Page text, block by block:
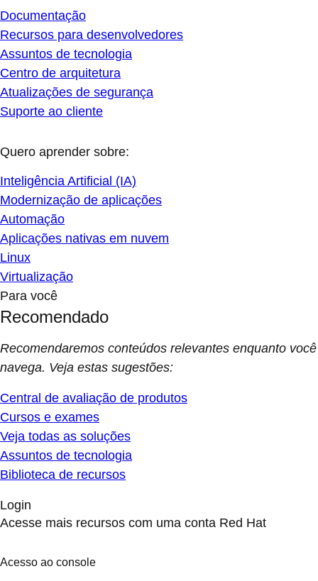
Documentação
Recursos para desenvolvedores
Assuntos de tecnologia
Centro de arquitetura
Atualizações de segurança
Suporte ao cliente
Quero aprender sobre:
Inteligência Artificial (IA)
Modernização de aplicações
Automação
Aplicações nativas em nuvem
Linux
Virtualização
Para você
Recomendado
Recomendaremos conteúdos relevantes enquanto você
navega. Veja estas sugestões:
Central de avaliação de produtos
Cursos e exames
Veja todas as soluções
Assuntos de tecnologia
Biblioteca de recursos
Login
Acesse mais recursos com uma conta Red Hat
Acesso ao console